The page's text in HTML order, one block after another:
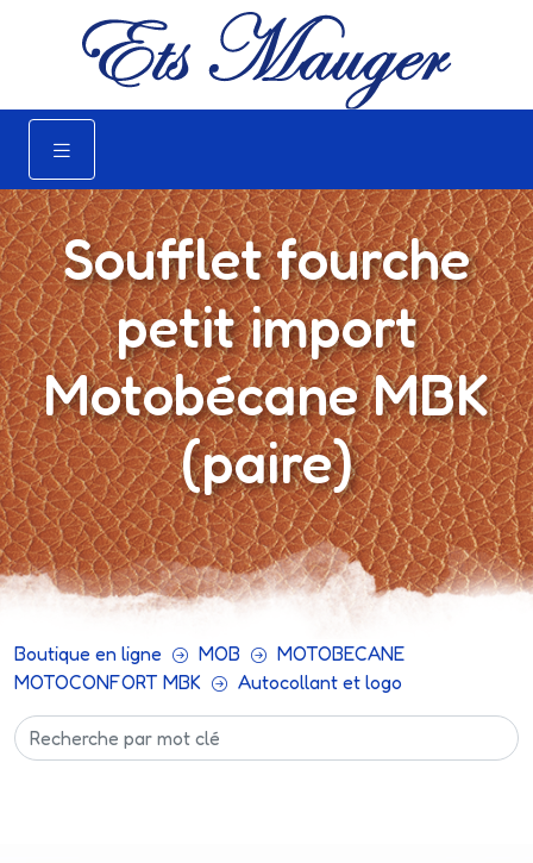
Soufflet fourche
petit import
Motobécane MBK
(paire)
Boutique en ligne MOB
MOTOBECANE
MOTOCONFORT MBK
Autocollant et logo